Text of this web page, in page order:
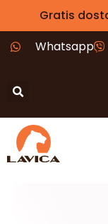
Gratis
Whatsapp